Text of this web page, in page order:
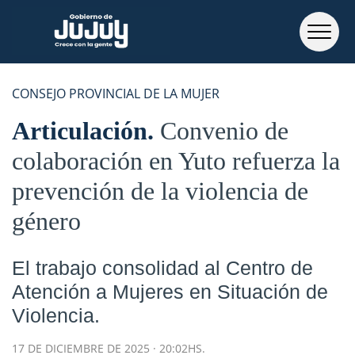
CONSEJO PROVINCIAL DE LA MUJER
Articulación Convenio de
colaboración en Yuto refuerza la
prevención de la violencia de
género
El trabajo consolidad al Centro de
Atención a Mujeres en Situación de
Violencia.
17 DE DICIEMBRE DE 2025 · 20:02HS.